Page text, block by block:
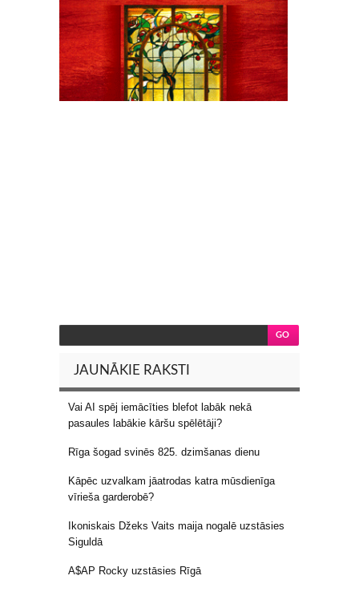
JAUNĀKIE RAKSTI
Vai AI spēj iemācīties blefot labāk nekā
pasaules labākie kāršu spēlētāji?
Rīga šogad svinēs 825. dzimšanas dienu
Kāpēc uzvalkam jāatrodas katra mūsdienīga
vīrieša garderobē?
Ikoniskais Džeks Vaits maija nogalē uzstāsies
Siguldā
A$AP Rocky uzstāsies Rīgā